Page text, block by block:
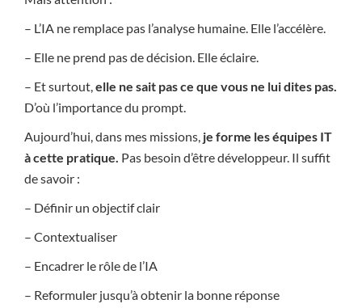
– L’IA ne remplace pas l’analyse humaine. Elle l’accélère.
– Elle ne prend pas de décision. Elle éclaire.
– Et surtout,elle ne sait pas ce que vous ne lui dites pas.
D’où l’importance du prompt.
Aujourd’hui, dans mes missions, je forme les équipes IT
à cette pratique. Pas besoin d’être développeur. Il suffit
de savoir :
– Définir un objectif clair
– Contextualiser
– Encadrer le rôle de l’IA
– Reformuler jusqu’à obtenir la bonne réponse